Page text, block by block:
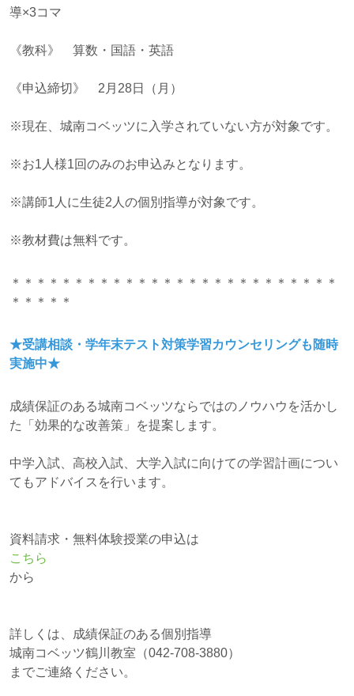
導×3コマ
《教科》 算数・国語・英語
《申込締切》 2月28日（月）
※現在、城南コベッツに入学されていない方が対象です。
※お1人様1回のみのお申込みとなります。
※講師1人に生徒2人の個別指導が対象です。
※教材費は無料です。
＊＊＊＊＊＊＊＊＊＊＊＊＊＊＊＊＊＊＊＊＊＊＊＊＊＊
＊＊＊＊＊
★受講相談・学年末テスト対策学習カウンセリングも随時
実施中★
成績保証のある城南コベッツならではのノウハウを活かし
た「効果的な改善策」を提案します。
中学入試、高校入試、大学入試に向けての学習計画につい
てもアドバイスを行います。
資料請求・無料体験授業の申込は
こちら
から
詳しくは、成績保証のある個別指導
城南コベッツ鶴川教室（042-708-3880）
までご連絡ください。